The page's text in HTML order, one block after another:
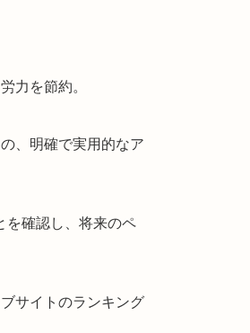
力を節約。
、明確で実用的なア
を確認し、将来のペ
サイトのランキング